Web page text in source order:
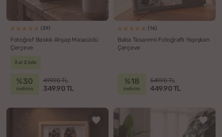
(29)
Fotoğraf Baskılı Ahşap Masaüstü
Çerçeve
3 al 2 öde
%30
indirim
499.90 TL
349.90 TL
(16)
Baba Tasarımlı Fotoğraflı Yapışkan
Çerçeve
%18
indirim
549.90 TL
449.90 TL